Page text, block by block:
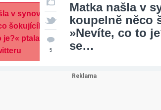
Matka našla v
koupelně něco
»Nevíte, co to
se…
5